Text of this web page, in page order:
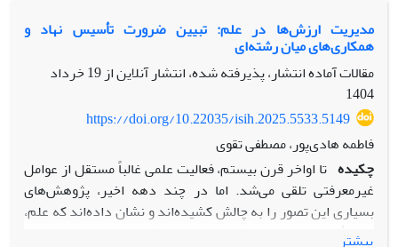
دانشگاه امام صادق‌(ع) در تلفیق میان معارف اسلامی از یک سو و
رشته‌های علوم سیاسی، اقتصاد، حقوق، مدیریت و ارتباطات از
سوی دیگر پرداخته و سپس دستاورد‌های این تجربه را مورد
بررسی قرار می‌دهد. نویسنده در پایان تلاش خواهد کرد تا موانع
و چالش‌های پیش روی این تجربه را به‌ویژه از منظر مطالعات
میان‌رشته‌ای مورد تجزیه و تحلیل قرار دهد.
مدیریت ارزش‌ها در علم: تبیین ضرورت تأسیس نهاد و
همکاری‌های میان رشته‌ای
مقالات آماده انتشار، پذیرفته شده، انتشار آنلاین از
19 خرداد
1404
https://doi.org/10.22035/isih.2025.5533.5149
فاطمه هادی‌پور، مصطفی تقوی
چکیده تا اواخر قرن بیستم، فعالیت علمی غالباً مستقل از عوامل
غیرمعرفتی تلقی می‌شد. اما در چند دهه اخیر، پژوهش‌های
بسیاری این تصور را به چالش کشیده‌اند و نشان داده‌اند که علم،
تحت‌تأثیر عوامل غیرمعرفتی از جمله ارزش‌ها نیز است. اما مسئله
بیشتر